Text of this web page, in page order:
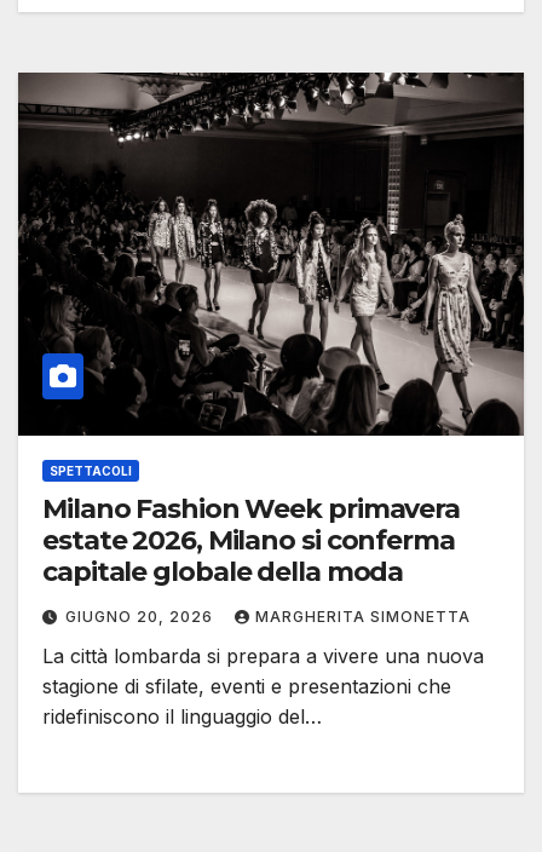
SPETTACOLI
Milano Fashion Week primavera
estate 2026, Milano si conferma
capitale globale della moda
GIUGNO 20, 2026 MARGHERITA SIMONETTA
La città lombarda si prepara a vivere una nuova
stagione di sfilate, eventi e presentazioni che
ridefiniscono il linguaggio del…